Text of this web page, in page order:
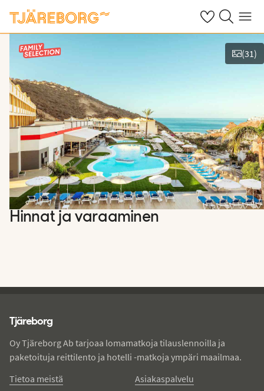
OmatHaku Valikko
Näytä kuvia
(31)
Hinnat ja varaaminen
Tjäreborg
Oy Tjäreborg Ab tarjoaa lomamatkoja tilauslennoilla ja
paketoituja reittilento ja hotelli -matkoja ympäri maailmaa.
Tietoa meistä
Asiakaspalvelu